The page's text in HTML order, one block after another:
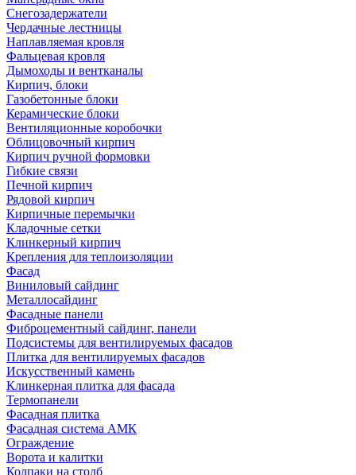
Снегозадержатели
Чердачные лестницы
Наплавляемая кровля
Фальцевая кровля
Дымоходы и вентканалы
Кирпич, блоки
Газобетонные блоки
Керамические блоки
Вентиляционные коробочки
Облицовочный кирпич
Кирпич ручной формовки
Гибкие связи
Печной кирпич
Рядовой кирпич
Кирпичные перемычки
Кладочные сетки
Клинкерный кирпич
Крепления для теплоизоляции
Фасад
Виниловый сайдинг
Металлосайдинг
Фасадные панели
Фиброцементный сайдинг, панели
Подсистемы для вентилируемых фасадов
Плитка для вентилируемых фасадов
Искусственный камень
Клинкерная плитка для фасада
Термопанели
Фасадная плитка
Фасадная система АМК
Ограждение
Ворота и калитки
Колпаки на столб